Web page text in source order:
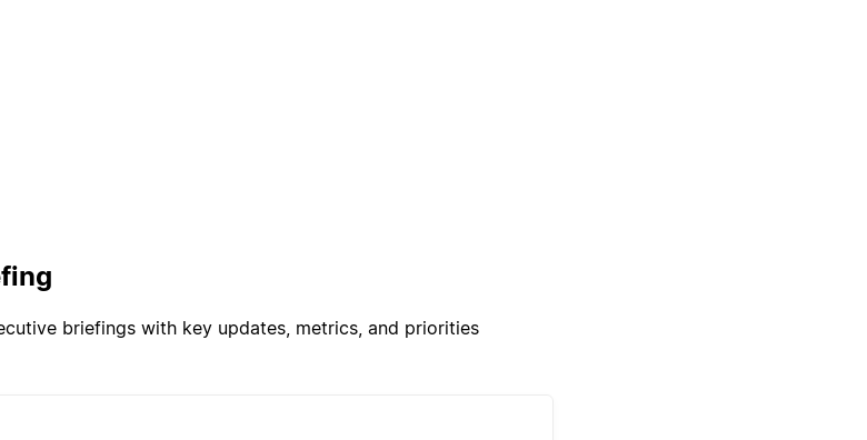
briefings with key updates, metrics, and priorities